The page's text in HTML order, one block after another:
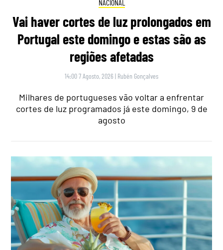
NACIONAL
Vai haver cortes de luz prolongados em
Portugal este domingo e estas são as
regiões afetadas
14:00 7 Agosto, 2026 | Rubén Gonçalves
Milhares de portugueses vão voltar a enfrentar
cortes de luz programados já este domingo, 9 de
agosto